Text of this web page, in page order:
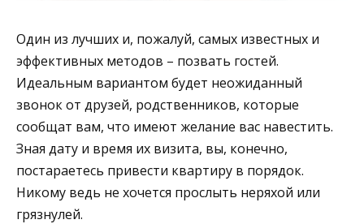
Один из лучших и, пожалуй, самых известных и
эффективных методов – позвать гостей.
Идеальным вариантом будет неожиданный
звонок от друзей, родственников, которые
сообщат вам, что имеют желание вас навестить.
Зная дату и время их визита, вы, конечно,
постараетесь привести квартиру в порядок.
Никому ведь не хочется прослыть неряхой или
грязнулей.